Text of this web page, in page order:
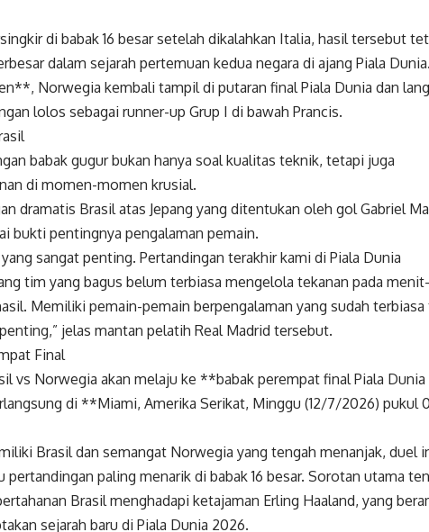
di babak 16 besar setelah dikalahkan Italia, hasil tersebut
dalam sejarah pertemuan kedua negara di ajang Piala Dunia.
Norwegia kembali tampil di putaran final Piala Dunia dan
lolos sebagai runner-up Grup I di bawah Prancis.
babak gugur bukan hanya soal kualitas teknik, tetapi juga
di momen-momen krusial.
dramatis Brasil atas Jepang yang ditentukan oleh gol Gabriel
bukti pentingnya pengalaman pemain.
sangat penting. Pertandingan terakhir kami di Piala Dunia
tim yang bagus belum terbiasa mengelola tekanan pada
Memiliki pemain-pemain berpengalaman yang sudah
jelas mantan pelatih Real Madrid tersebut.
Final
vs Norwegia akan melaju ke **babak perempat final Piala Dunia
di **Miami, Amerika Serikat, Minggu (12/7/2026) pukul
Brasil dan semangat Norwegia yang tengah menanjak, duel
paling menarik di babak 16 besar. Sorotan utama
Brasil menghadapi ketajaman Erling Haaland, yang
sejarah baru di Piala Dunia 2026.